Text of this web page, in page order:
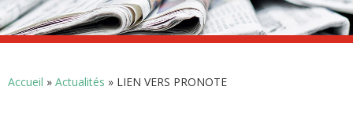
Accueil » Actualités » LIEN VERS PRONOTE
A l’occasion des 40 ans du bac pro, une table ronde « Parcours […]
PRONOTE